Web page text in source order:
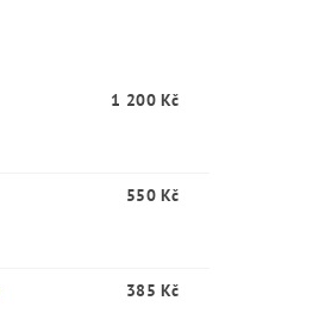
1 200 Kč
550 Kč
385 Kč